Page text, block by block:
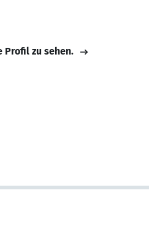
Profil zu sehen.